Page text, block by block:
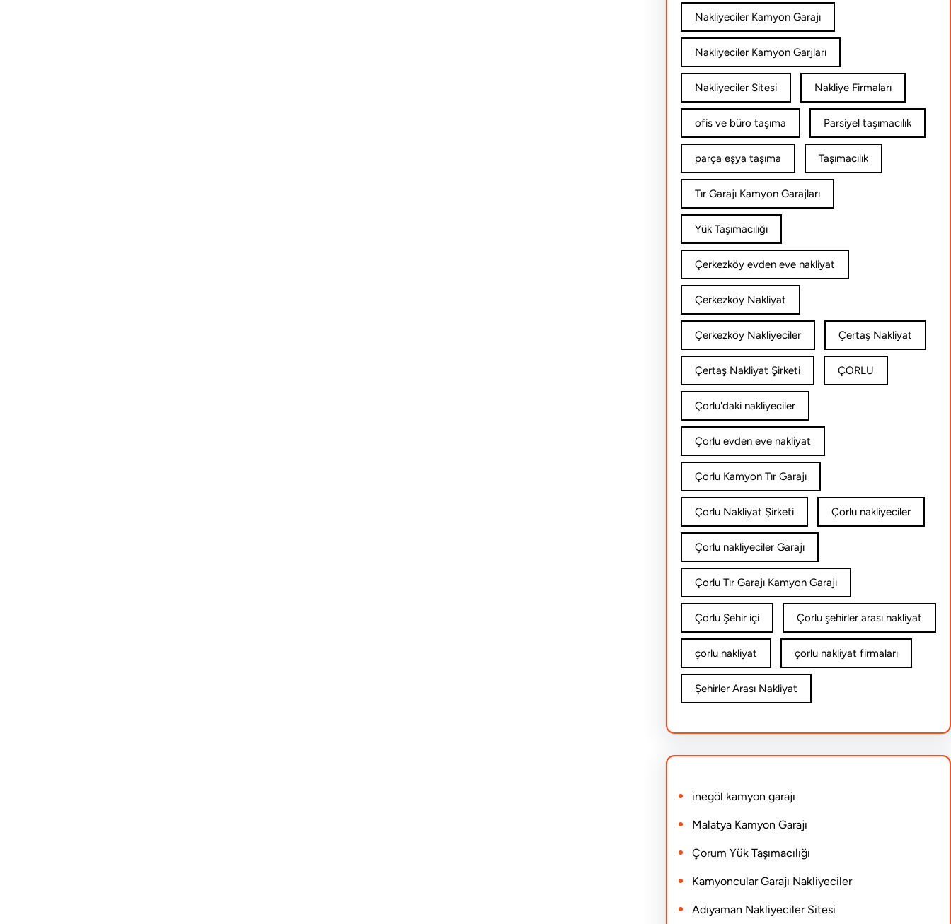
Nakliyeciler Kamyon Garajı
Nakliyeciler Kamyon Garjları
Nakliyeciler Sitesi Nakliye Firmaları
ofis ve büro taşıma Parsiyel taşımacılık
parça eşya taşıma Taşımacılık
Tır Garajı Kamyon Garajları
Yük Taşımacılığı
Çerkezköy evden eve nakliyat
Çerkezköy Nakliyat
Çerkezköy Nakliyeciler Çertaş Nakliyat
Çertaş Nakliyat Şirketi ÇORLU
Çorlu'daki nakliyeciler
Çorlu evden eve nakliyat
Çorlu Kamyon Tır Garajı
Çorlu Nakliyat Şirketi Çorlu nakliyeciler
Çorlu nakliyeciler Garajı
Çorlu Tır Garajı Kamyon Garajı
Çorlu Şehir içi Çorlu şehirler arası nakliyat
çorlu nakliyat çorlu nakliyat firmaları
Şehirler Arası Nakliyat
inegöl kamyon garajı
Malatya Kamyon Garajı
Çorum Yük Taşımacılığı
Kamyoncular Garajı Nakliyeciler
Adıyaman Nakliyeciler Sitesi